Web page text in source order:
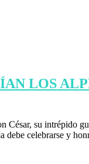
LOS
su intrépido
celebrarse y